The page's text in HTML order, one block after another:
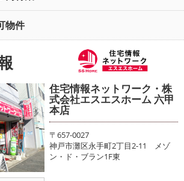
物件
住宅情報ネットワーク・株
式会社エスエスホーム 六甲
本店
〒657-0027
神戸市灘区永手町2丁目2-11 メゾ
ン・ド・ブラン1F東